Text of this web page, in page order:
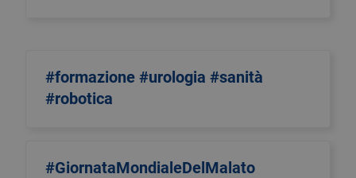
#formazione #urologia #sanità
#robotica
#GiornataMondialeDelMalato